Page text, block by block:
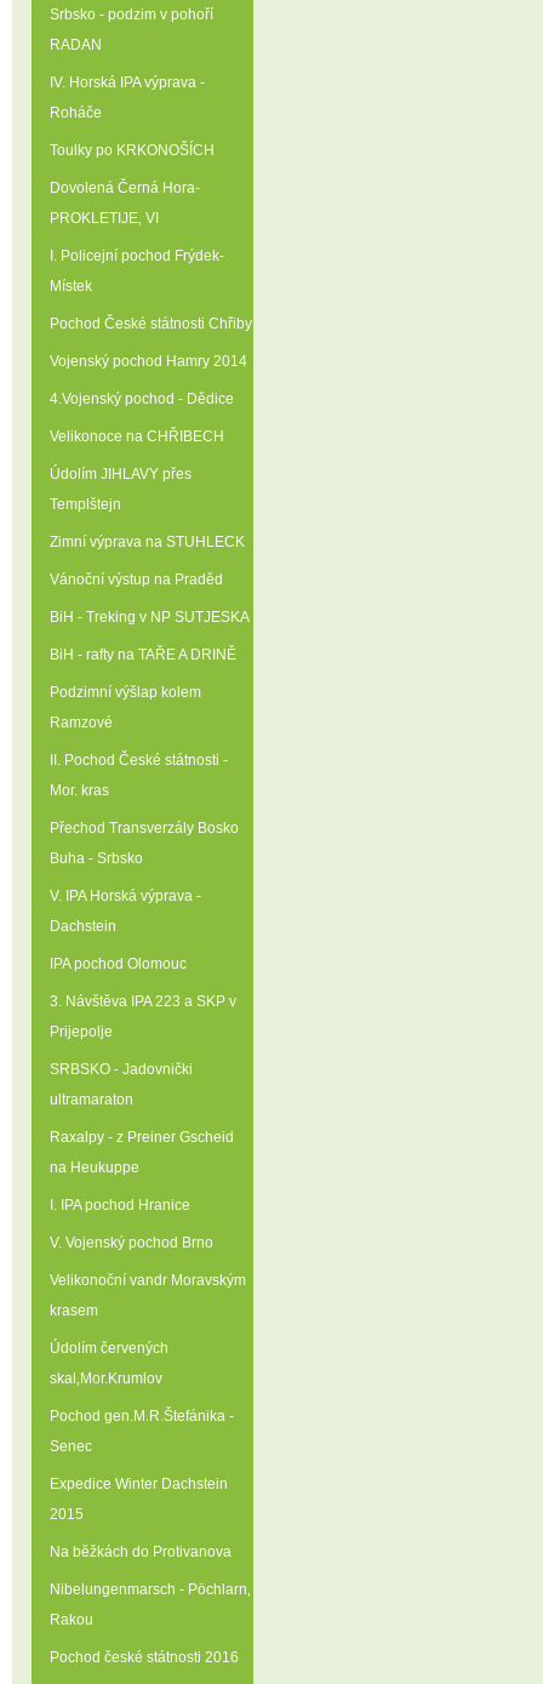
Srbsko - podzim v pohoří
RADAN
IV. Horská IPA výprava -
Roháče
Toulky po KRKONOŠÍCH
Dovolená Černá Hora-
PROKLETIJE‚ VI
I. Policejní pochod Frýdek-
Místek
Pochod České státnosti Chřiby
Vojenský pochod Hamry 2014
4.Vojenský pochod - Dědice
Velikonoce na CHŘIBECH
Údolím JIHLAVY přes
Templštejn
Zimní výprava na STUHLECK
Vánoční výstup na Praděd
BiH - Treking v NP SUTJESKA
BiH - rafty na TAŘE A DRINĚ
Podzimní výšlap kolem
Ramzové
II. Pochod České státnosti -
Mor. kras
Přechod Transverzály Bosko
Buha - Srbsko
V. IPA Horská výprava -
Dachstein
IPA pochod Olomouc
3. Návštěva IPA 223 a SKP v
Prijepolje
SRBSKO - Jadovnički
ultramaraton
Raxalpy - z Preiner Gscheid
na Heukuppe
I. IPA pochod Hranice
V. Vojenský pochod Brno
Velikonoční vandr Moravským
krasem
Údolím červených
skal‚Mor.Krumlov
Pochod gen.M.R.Štefánika -
Senec
Expedice Winter Dachstein
2015
Na běžkách do Protivanova
Nibelungenmarsch - Pöchlarn‚
Rakou
Pochod české státnosti 2016